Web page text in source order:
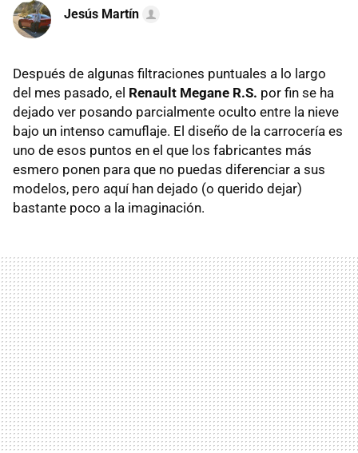
Jesús Martín
Después de algunas filtraciones puntuales a lo largo
del mes pasado, el Renault Megane R.S. por fin se ha
dejado ver posando parcialmente oculto entre la nieve
bajo un intenso camuflaje. El diseño de la carrocería es
uno de esos puntos en el que los fabricantes más
esmero ponen para que no puedas diferenciar a sus
modelos, pero aquí han dejado (o querido dejar)
bastante poco a la imaginación.